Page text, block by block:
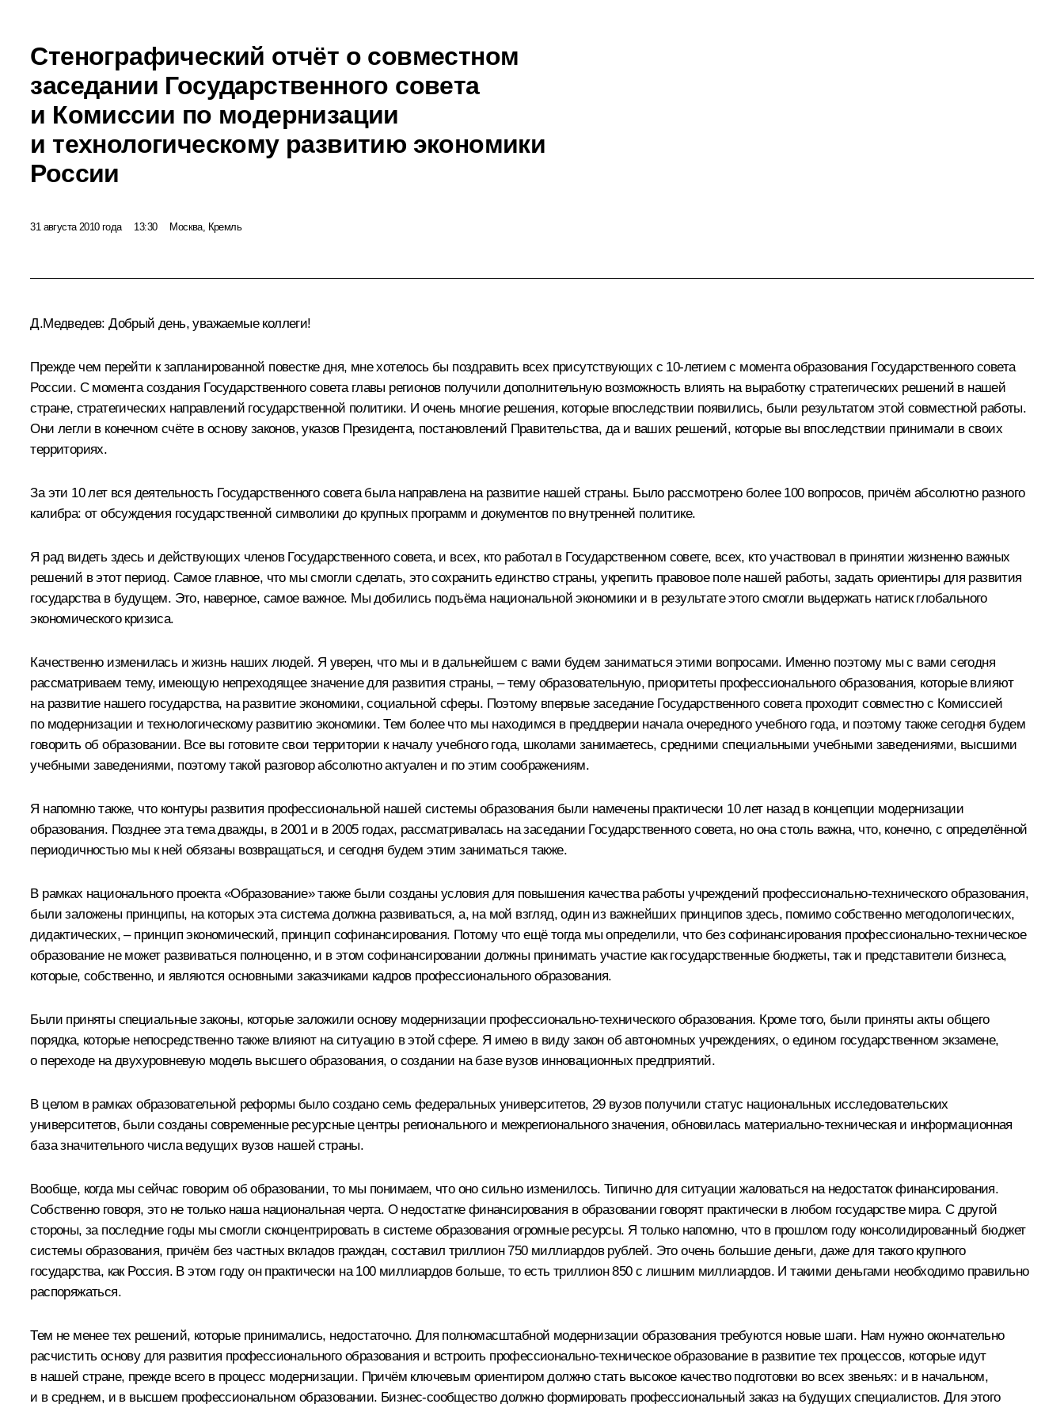
Стенографический отчёт о совместном
заседании Государственного совета
и Комиссии по модернизации
и технологическому развитию экономики
России
31 августа 2010 года 13:30 Москва, Кремль
Д.Медведев: Добрый день, уважаемые коллеги!
Прежде чем перейти к запланированной повестке дня, мне хотелось бы поздравить всех присутствующих с 10-летием с момента образования Государственного совета
России. С момента создания Государственного совета главы регионов получили дополнительную возможность влиять на выработку стратегических решений в нашей
стране, стратегических направлений государственной политики. И очень многие решения, которые впоследствии появились, были результатом этой совместной работы.
Они легли в конечном счёте в основу законов, указов Президента, постановлений Правительства, да и ваших решений, которые вы впоследствии принимали в своих
территориях.
За эти 10 лет вся деятельность Государственного совета была направлена на развитие нашей страны. Было рассмотрено более 100 вопросов, причём абсолютно разного
калибра: от обсуждения государственной символики до крупных программ и документов по внутренней политике.
Я рад видеть здесь и действующих членов Государственного совета, и всех, кто работал в Государственном совете, всех, кто участвовал в принятии жизненно важных
решений в этот период. Самое главное, что мы смогли сделать, это сохранить единство страны, укрепить правовое поле нашей работы, задать ориентиры для развития
государства в будущем. Это, наверное, самое важное. Мы добились подъёма национальной экономики и в результате этого смогли выдержать натиск глобального
экономического кризиса.
Качественно изменилась и жизнь наших людей. Я уверен, что мы и в дальнейшем с вами будем заниматься этими вопросами. Именно поэтому мы с вами сегодня
рассматриваем тему, имеющую непреходящее значение для развития страны, – тему образовательную, приоритеты профессионального образования, которые влияют
на развитие нашего государства, на развитие экономики, социальной сферы. Поэтому впервые заседание Государственного совета проходит совместно с Комиссией
по модернизации и технологическому развитию экономики. Тем более что мы находимся в преддверии начала очередного учебного года, и поэтому также сегодня будем
говорить об образовании. Все вы готовите свои территории к началу учебного года, школами занимаетесь, средними специальными учебными заведениями, высшими
учебными заведениями, поэтому такой разговор абсолютно актуален и по этим соображениям.
Я напомню также, что контуры развития профессиональной нашей системы образования были намечены практически 10 лет назад в концепции модернизации
образования. Позднее эта тема дважды, в 2001 и в 2005 годах, рассматривалась на заседании Государственного совета, но она столь важна, что, конечно, с определённой
периодичностью мы к ней обязаны возвращаться, и сегодня будем этим заниматься также.
В рамках национального проекта «Образование» также были созданы условия для повышения качества работы учреждений профессионально-технического образования,
были заложены принципы, на которых эта система должна развиваться, а, на мой взгляд, один из важнейших принципов здесь, помимо собственно методологических,
дидактических, – принцип экономический, принцип софинансирования. Потому что ещё тогда мы определили, что без софинансирования профессионально-техническое
образование не может развиваться полноценно, и в этом софинансировании должны принимать участие как государственные бюджеты, так и представители бизнеса,
которые, собственно, и являются основными заказчиками кадров профессионального образования.
Были приняты специальные законы, которые заложили основу модернизации профессионально-технического образования. Кроме того, были приняты акты общего
порядка, которые непосредственно также влияют на ситуацию в этой сфере. Я имею в виду закон об автономных учреждениях, о едином государственном экзамене,
о переходе на двухуровневую модель высшего образования, о создании на базе вузов инновационных предприятий.
В целом в рамках образовательной реформы было создано семь федеральных университетов, 29 вузов получили статус национальных исследовательских
университетов, были созданы современные ресурсные центры регионального и межрегионального значения, обновилась материально-техническая и информационная
база значительного числа ведущих вузов нашей страны.
Вообще, когда мы сейчас говорим об образовании, то мы понимаем, что оно сильно изменилось. Типично для ситуации жаловаться на недостаток финансирования.
Собственно говоря, это не только наша национальная черта. О недостатке финансирования в образовании говорят практически в любом государстве мира. С другой
стороны, за последние годы мы смогли сконцентрировать в системе образования огромные ресурсы. Я только напомню, что в прошлом году консолидированный бюджет
системы образования, причём без частных вкладов граждан, составил триллион 750 миллиардов рублей. Это очень большие деньги, даже для такого крупного
государства, как Россия. В этом году он практически на 100 миллиардов больше, то есть триллион 850 с лишним миллиардов. И такими деньгами необходимо правильно
распоряжаться.
Тем не менее тех решений, которые принимались, недостаточно. Для полномасштабной модернизации образования требуются новые шаги. Нам нужно окончательно
расчистить основу для развития профессионального образования и встроить профессионально-техническое образование в развитие тех процессов, которые идут
в нашей стране, прежде всего в процесс модернизации. Причём ключевым ориентиром должно стать высокое качество подготовки во всех звеньях: и в начальном,
и в среднем, и в высшем профессиональном образовании. Бизнес-сообщество должно формировать профессиональный заказ на будущих специалистов. Для этого